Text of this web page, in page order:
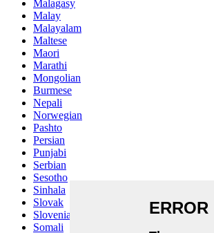
Malagasy
Malay
Malayalam
Maltese
Maori
Marathi
Mongolian
Burmese
Nepali
Norwegian
Pashto
Persian
Punjabi
Serbian
Sesotho
Sinhala
Slovak
Slovenian
Somali